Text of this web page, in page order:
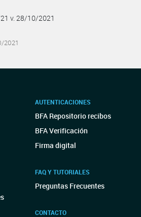
v. 28/10/2021
2021
AUTENTICACIONES
BFA Repositorio recibos
BFA Verificación
Firma digital
FAQ Y TUTORIALES
Preguntas Frecuentes
CONTACTO